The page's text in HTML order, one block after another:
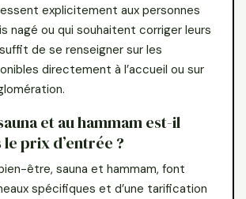
explicitement aux personnes
nagé ou qui souhaitent corriger leurs
de se renseigner sur les
directement à l’accueil ou sur
et au hammam est-il
prix d’entrée ?
être, sauna et hammam, font
spécifiques et d’une tarification